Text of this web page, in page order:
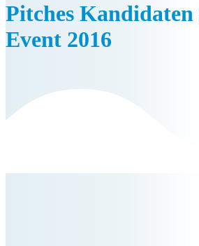
Pitches Kandidaten
Event 2016